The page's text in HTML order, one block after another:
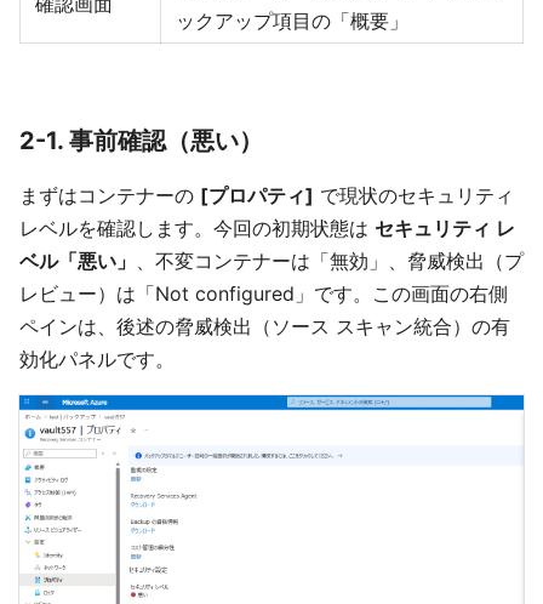
ックアップ項目の「概要」
2-1. 事前確認（悪い）
まずはコンテナーの [プロパティ] で現状のセキュリティ
レベルを確認します。今回の初期状態は セキュリティ レ
ベル「悪い」
、不変コンテナーは「無効」、脅威検出（プ
レビュー）は「Not configured」です。この画面の右側
ペインは、後述の脅威検出（ソース スキャン統合）の有
効化パネルです。